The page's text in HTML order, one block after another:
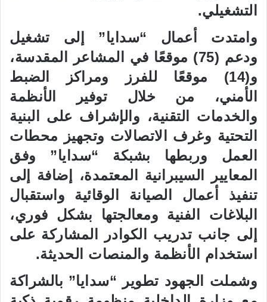
التشغيلي.
وامتدت أعمال “سدايا” إلى تشغيل
ودعم (75) موقعًا في المشاعر المقدسة،
و(14) موقعًا للفرز ومراكز الضبط
الأمني، من خلال توفير الأنظمة
والخدمات التقنية، والإشراف على البنية
التحتية وغرف الاتصالات وتجهيز محطات
العمل وربطها بشبكة “سدايا” وفق
المعايير السيبرانية المعتمدة، إضافة إلى
تنفيذ أعمال الصيانة الوقائية واستقبال
البلاغات الفنية ومعالجتها بشكل فوري،
إلى جانب تدريب الكوادر المشاركة على
استخدام الأنظمة والمنصات الحديثة.
وشملت الجهود تطوير “سدايا” بالشراكة